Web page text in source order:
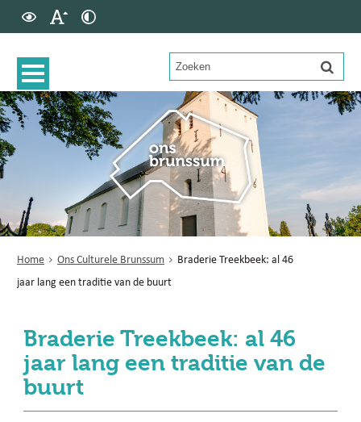
Home Ons Culturele Brunssum
Braderie Treekbeek: al 46
jaar lang een traditie van de buurt
Braderie Treekbeek: al 46
jaar lang een traditie van de
buurt